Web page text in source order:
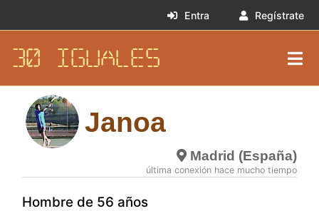
Entra Regístrate
30 IGUALES
Janoa
Madrid (España)
última conexión hace mucho tiempo
Hombre de 56 años